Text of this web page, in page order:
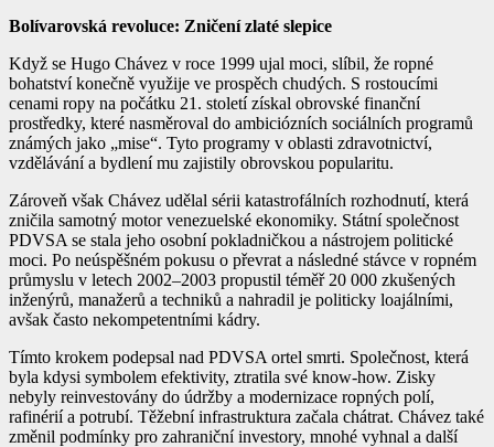
Bolívarovská revoluce: Zničení zlaté slepice
Když se Hugo Chávez v roce 1999 ujal moci, slíbil, že ropné
bohatství konečně využije ve prospěch chudých. S rostoucími
cenami ropy na počátku 21. století získal obrovské finanční
prostředky, které nasměroval do ambiciózních sociálních programů
známých jako „mise“. Tyto programy v oblasti zdravotnictví,
vzdělávání a bydlení mu zajistily obrovskou popularitu.
Zároveň však Chávez udělal sérii katastrofálních rozhodnutí, která
zničila samotný motor venezuelské ekonomiky. Státní společnost
PDVSA se stala jeho osobní pokladničkou a nástrojem politické
moci. Po neúspěšném pokusu o převrat a následné stávce v ropném
průmyslu v letech 2002–2003 propustil téměř 20 000 zkušených
inženýrů, manažerů a techniků a nahradil je politicky loajálními,
avšak často nekompetentními kádry.
Tímto krokem podepsal nad PDVSA ortel smrti. Společnost, která
byla kdysi symbolem efektivity, ztratila své know-how. Zisky
nebyly reinvestovány do údržby a modernizace ropných polí,
rafinérií a potrubí. Těžební infrastruktura začala chátrat. Chávez také
změnil podmínky pro zahraniční investory, mnohé vyhnal a další